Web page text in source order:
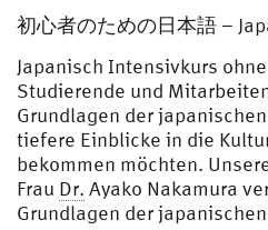
初心者のための日本語 –
Japanisch Intensivkurs
Studierende und
Grundlagen der
tiefere Einblicke in die
bekommen möchten.
Frau Dr. Ayako Nakamura
Grundlagen der